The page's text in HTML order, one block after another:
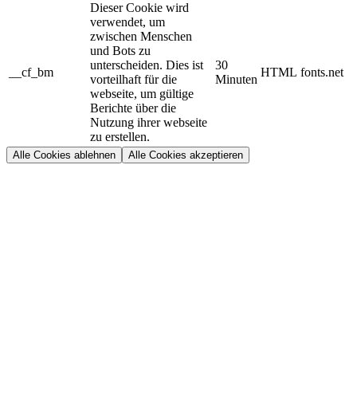
__cf_bm
Dieser Cookie wird
verwendet, um
zwischen Menschen
und Bots zu
unterscheiden. Dies ist
vorteilhaft für die
webseite, um gültige
Berichte über die
Nutzung ihrer webseite
zu erstellen.
30
Minuten
HTML fonts.net
Alle Cookies ablehnen Alle Cookies akzeptieren